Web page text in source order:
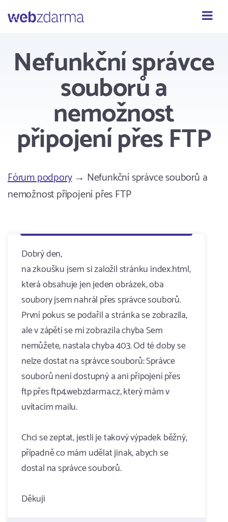
Webzdarma
Nefunkční správce
souborů a
nemožnost
připojení přes FTP
Fórum podpory→ Nefunkční správce souborů a
nemožnost připojení přes FTP
Dobrý den,
na zkoušku jsem si založil stránku index.html,
která obsahuje jen jeden obrázek, oba
soubory jsem nahrál přes správce souborů.
První pokus se podařil a stránka se zobrazila,
ale v zápětí se mi zobrazila chyba Sem
nemůžete, nastala chyba 403. Od té doby se
nelze dostat na správce souborů: Správce
souborů není dostupný a ani připojení přes
ftp přes ftp4.webzdarma.cz, který mám v
uvítacím mailu.
Chci se zeptat, jestli je takový výpadek běžný,
případně co mám udělat jinak, abych se
dostal na správce souborů.
Děkuji